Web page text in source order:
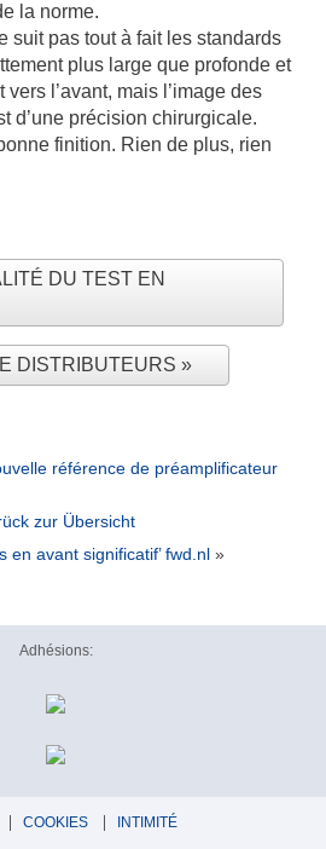
la norme.
suit pas tout à fait les standards
plus large que profonde et
l’avant, mais l’image des
d’une précision chirurgicale.
finition. Rien de plus, rien
DU TEST EN
DISTRIBUTEURS
référence de préamplificateur
zur Übersicht
en avant significatif’ fwd.nl »
Adhésions:
COOKIES INTIMITÉ